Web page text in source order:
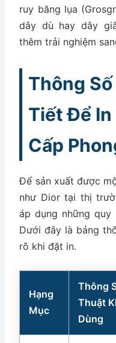
ruy băng lụa
dây dù hay dây
thêm trải nghiệm
Thông
Tiết Để In
Cấp
Để sản xuất được
như Dior tại thị
áp dụng những quy
Dưới đây là bảng
rõ khi đặt in.
Hạng
Mục
Thông
Thuật
Dùng